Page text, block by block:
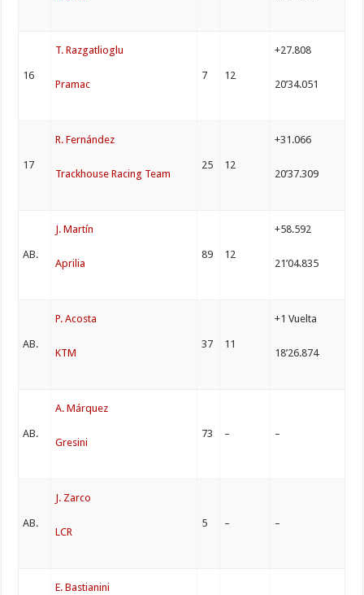
16
T. Razgatlioglu
Pramac
7 12
+27.808
20’34.051
17
R. Fernández
Trackhouse Racing Team
25 12
+31.066
20’37.309
AB.
J. Martín
Aprilia
89 12
+58.592
21’04.835
AB.
P. Acosta
KTM
37 11
+1 Vuelta
18’26.874
AB.
A. Márquez
Gresini
73 – –
AB.
J. Zarco
LCR
5 – –
E. Bastianini